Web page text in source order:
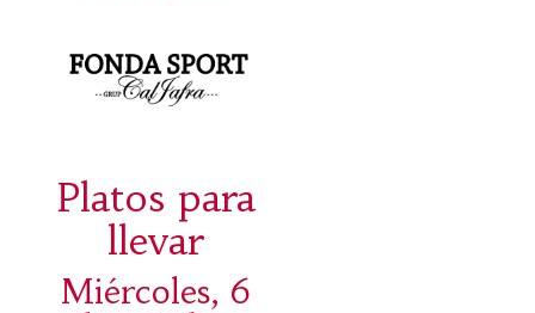
Platos para
llevar
Miércoles, 6